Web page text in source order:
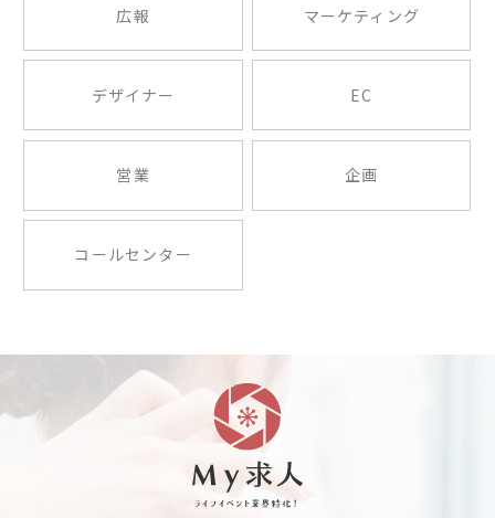
広報 マーケティング
デザイナー EC
営業 企画
コールセンター